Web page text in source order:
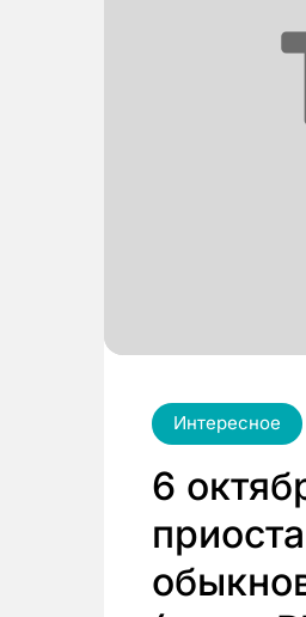
Интересное
6